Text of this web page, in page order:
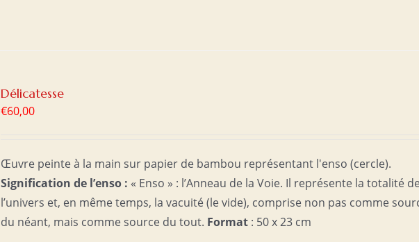
Délicatesse
€60,00
Œuvre peinte à la main sur papier de bambou représentant l'enso (cercle).
Signification de l’enso : « Enso » : l’Anneau de la Voie. Il représente la totalité
l’univers et, en même temps, la vacuité (le vide), comprise non pas comme
du néant, mais comme source du tout. Format : 50 x 23 cm